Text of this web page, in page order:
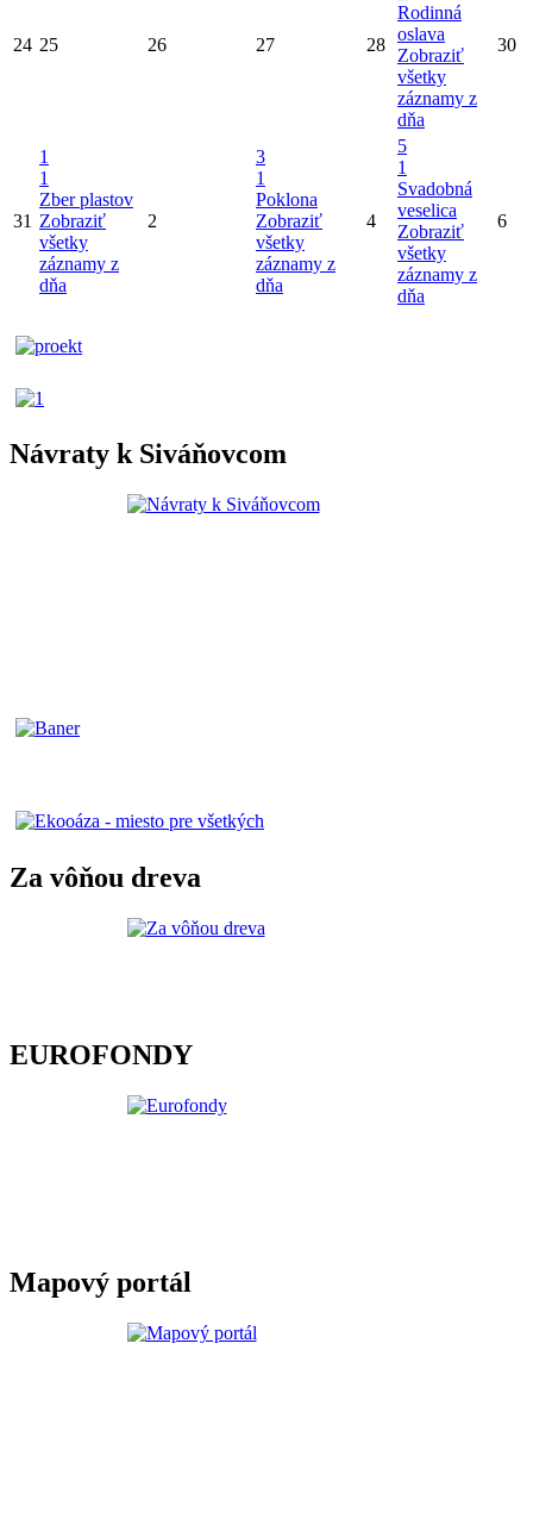
24 25 26 27 28
Rodinná
oslava
Zobraziť
všetky
záznamy z
dňa
30
31
1
1
Zber plastov
Zobraziť
všetky
záznamy z
dňa
2
3
1
Poklona
Zobraziť
všetky
záznamy z
dňa
4
5
1
Svadobná
veselica
Zobraziť
všetky
záznamy z
dňa
6
Návraty k Siváňovcom
Za vôňou dreva
EUROFONDY
Mapový portál